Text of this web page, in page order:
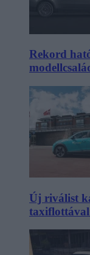
Rekord
Új riválist